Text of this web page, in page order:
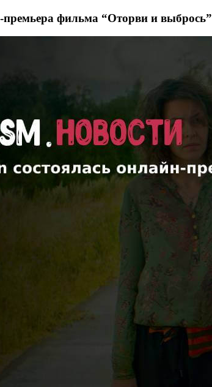
фильма “Оторви и выбрось”